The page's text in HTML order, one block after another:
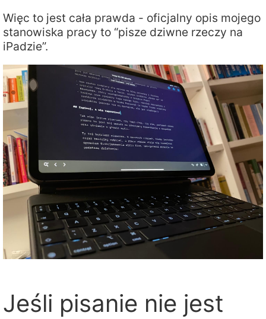
Więc to jest cała prawda - oficjalny opis mojego
stanowiska pracy to “pisze dziwne rzeczy na
iPadzie”.
Jeśli pisanie nie jest